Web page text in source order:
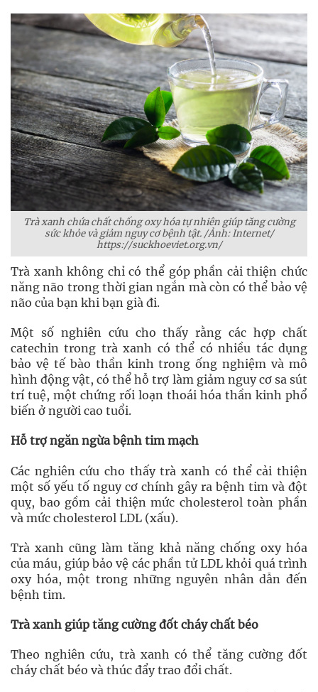
Trà xanh chứa chất chống oxy hóa tự nhiên giúp tăng cường
sức khỏe và giảm nguy cơ bệnh tật. /Ảnh: Internet/
https://suckhoeviet.org.vn/
Trà xanh không chỉ có thể góp phần cải thiện chức
năng não trong thời gian ngắn mà còn có thể bảo vệ
não của bạn khi bạn già đi.
Một số nghiên cứu cho thấy rằng các hợp chất
catechin trong trà xanh có thể có nhiều tác dụng
bảo vệ tế bào thần kinh trong ống nghiệm và mô
hình động vật, có thể hỗ trợ làm giảm nguy cơ sa sút
trí tuệ, một chứng rối loạn thoái hóa thần kinh phổ
biến ở người cao tuổi.
Hỗ trợ ngăn ngừa bệnh tim mạch
Các nghiên cứu cho thấy trà xanh có thể cải thiện
một số yếu tố nguy cơ chính gây ra bệnh tim và đột
quỵ, bao gồm cải thiện mức cholesterol toàn phần
và mức cholesterol LDL (xấu).
Trà xanh cũng làm tăng khả năng chống oxy hóa
của máu, giúp bảo vệ các phần tử LDL khỏi quá trình
oxy hóa, một trong những nguyên nhân dẫn đến
bệnh tim.
Trà xanh giúp tăng cường đốt cháy chất béo
Theo nghiên cứu, trà xanh có thể tăng cường đốt
cháy chất béo và thúc đẩy trao đổi chất.